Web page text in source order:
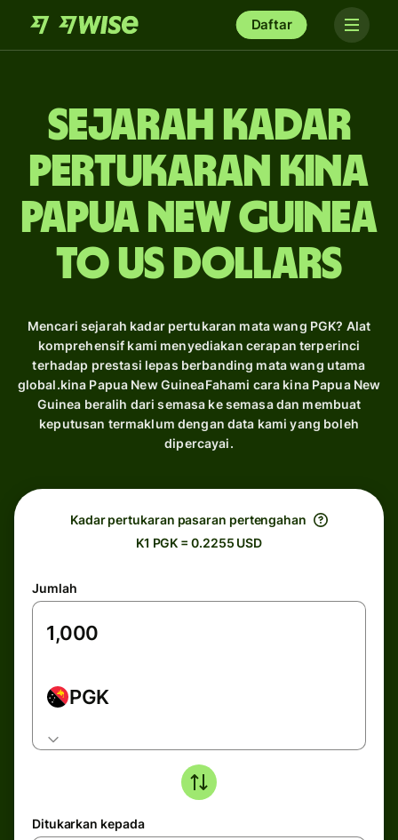
Daftar
Sejarah Kadar
Pertukaran kina
Papua New Guinea
to US dollars
Mencari sejarah kadar pertukaran mata wang PGK? Alat
komprehensif kami menyediakan cerapan terperinci
terhadap prestasi lepas berbanding mata wang utama
global.kina Papua New GuineaFahami cara kina Papua New
Guinea beralih dari semasa ke semasa dan membuat
keputusan termaklum dengan data kami yang boleh
dipercayai.
Kadar pertukaran pasaran pertengahan
K1 PGK = 0.2255 USD
Jumlah
PGK
Ditukarkan kepada